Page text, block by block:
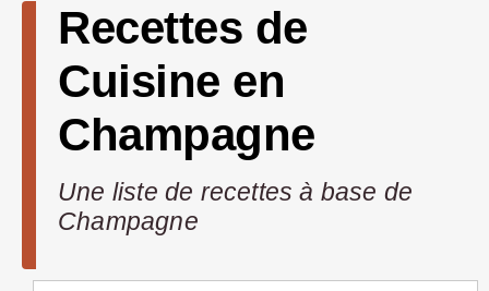
Recettes de
Cuisine en
Champagne
Une liste de recettes à base de
Champagne